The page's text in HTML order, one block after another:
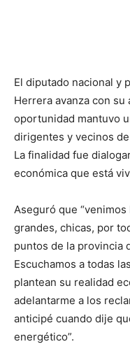
El diputado nacional y
Herrera avanza con su
oportunidad mantuvo
dirigentes y vecinos
La finalidad fue
económica que está
Aseguró que
grandes, chicas, por
puntos de la provincia
Escuchamos a todas
plantean su realidad
adelantarme a los
anticipé cuando dije
energético”.